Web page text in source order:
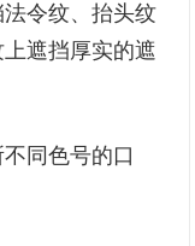
令纹、抬头纹
遮挡厚实的遮
同色号的口